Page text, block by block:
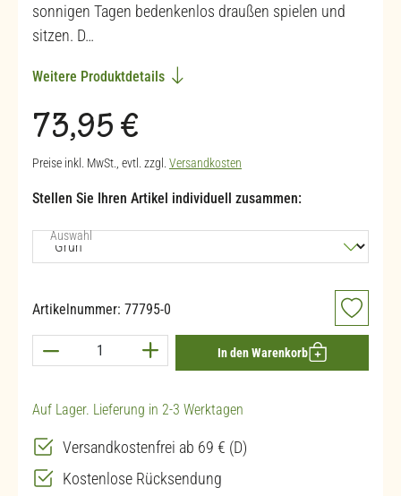
sonnigen Tagen bedenkenlos draußen spielen und
sitzen. D…
Weitere Produktdetails
Regulärer Preis:
73,95 €
Preise inkl. MwSt., evtl. zzgl. Versandkosten
Stellen Sie Ihren Artikel individuell zusammen:
Auswahlauswählen
Artikelnummer: 77795-0
Produkt Anzahl: Gib den gewünschten Wert
In den Warenkorb
Auf Lager. Lieferung in 2-3 Werktagen
Versandkostenfrei ab 69 € (D)
Kostenlose Rücksendung